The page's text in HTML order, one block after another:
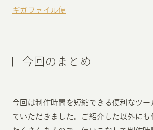
ギガファイル便
今回のまとめ
今回は制作時間を短縮できる便利なツー
ていただきました。ご紹介した以外にも